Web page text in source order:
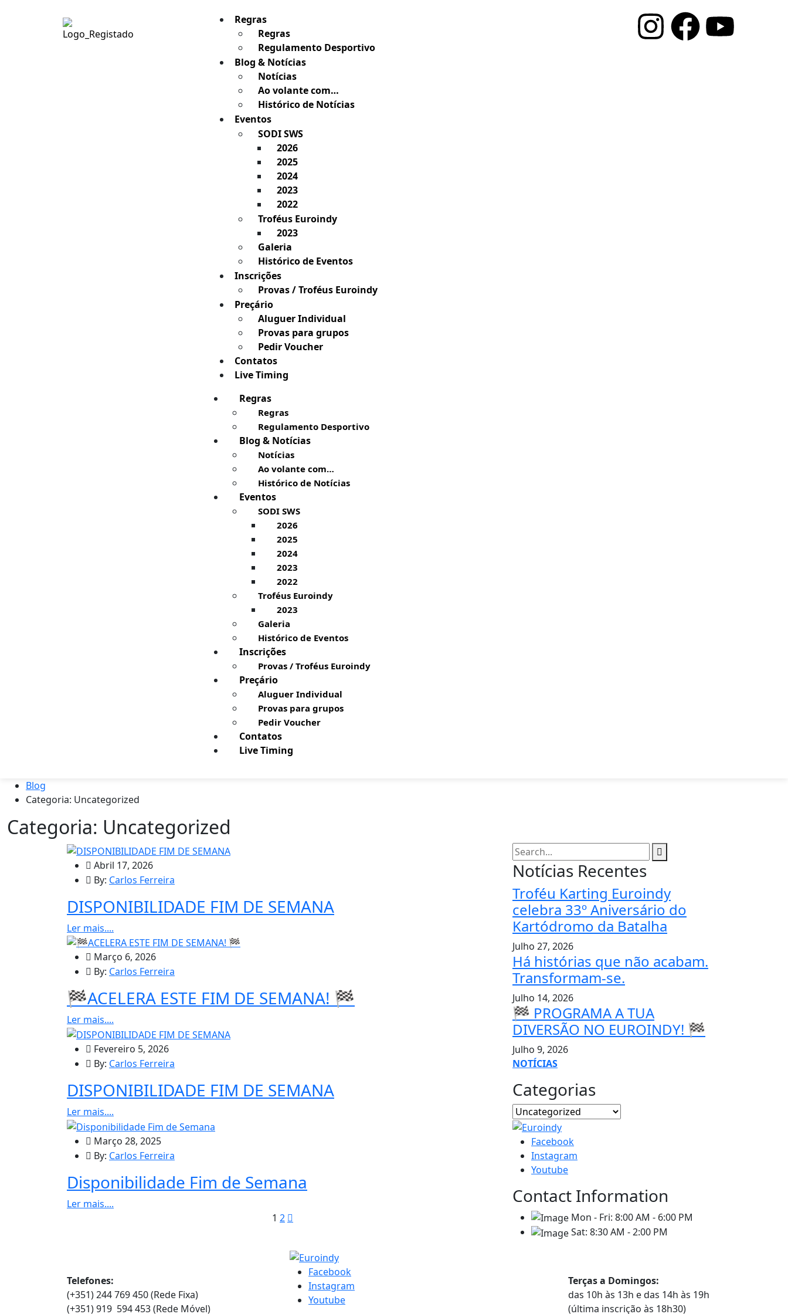
Regras
Regras
Regulamento Desportivo
Blog & Notícias
Notícias
Ao volante com…
Histórico de Notícias
Eventos
SODI SWS
2026
2025
2024
2023
2022
Troféus Euroindy
2023
Galeria
Histórico de Eventos
Inscrições
Provas / Troféus Euroindy
Preçário
Aluguer Individual
Provas para grupos
Pedir Voucher
Contatos
Live Timing
Regras
Regras
Regulamento Desportivo
Blog & Notícias
Notícias
Ao volante com…
Histórico de Notícias
Eventos
SODI SWS
2026
2025
2024
2023
2022
Troféus Euroindy
2023
Galeria
Histórico de Eventos
Inscrições
Provas / Troféus Euroindy
Preçário
Aluguer Individual
Provas para grupos
Pedir Voucher
Contatos
Live Timing
Blog
Categoria: Uncategorized
Categoria: Uncategorized
Abril 17, 2026
By: Carlos Ferreira
DISPONIBILIDADE FIM DE SEMANA
Ler mais....
Março 6, 2026
By: Carlos Ferreira
🏁ACELERA ESTE FIM DE SEMANA! 🏁
Ler mais....
Fevereiro 5, 2026
By: Carlos Ferreira
DISPONIBILIDADE FIM DE SEMANA
Ler mais....
Março 28, 2025
By: Carlos Ferreira
Disponibilidade Fim de Semana
Ler mais....
1 2
Notícias Recentes
Troféu Karting Euroindy
celebra 33º Aniversário do
Kartódromo da Batalha
Julho 27, 2026
Há histórias que não acabam.
Transformam-se.
Julho 14, 2026
🏁 PROGRAMA A TUA
DIVERSÃO NO EUROINDY! 🏁
Julho 9, 2026
NOTÍCIAS
Categorias
Facebook
Instagram
Youtube
Contact Information
Mon - Fri: 8:00 AM - 6:00 PM
Sat: 8:30 AM - 2:00 PM
Telefones:
(+351) 244 769 450 (Rede Fixa)
(+351) 919 594 453 (Rede Móvel)
Facebook
Instagram
Youtube
Terças a Domingos:
das 10h às 13h e das 14h às 19h
(última inscrição às 18h30)